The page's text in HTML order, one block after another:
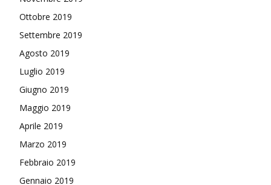
Ottobre 2019
Settembre 2019
Agosto 2019
Luglio 2019
Giugno 2019
Maggio 2019
Aprile 2019
Marzo 2019
Febbraio 2019
Gennaio 2019